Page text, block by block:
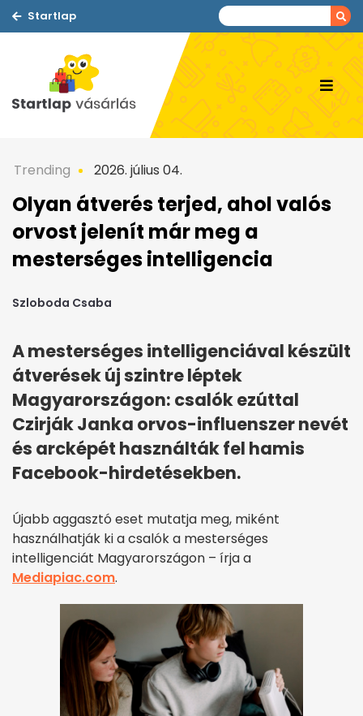
Startlap
Trending 2026. július 04.
Olyan átverés terjed, ahol valós
orvost jelenít már meg a
mesterséges intelligencia
Szloboda Csaba
A mesterséges intelligenciával készült
átverések új szintre léptek
Magyarországon: csalók ezúttal
Czirják Janka orvos-influenszer nevét
és arcképét használták fel hamis
Facebook-hirdetésekben.
Újabb aggasztó eset mutatja meg, miként
használhatják ki a csalók a mesterséges
intelligenciát Magyarországon – írja a
Mediapiac.com.